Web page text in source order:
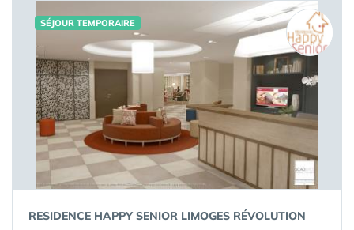
SÉJOUR TEMPORAIRE
RESIDENCE HAPPY SENIOR LIMOGES RÉVOLUTION